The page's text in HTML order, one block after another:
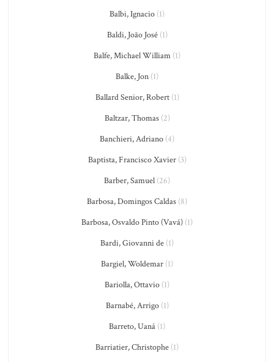
Balbi, Ignacio (1)
Baldi, João José(1)
Balfe, Michael William (1)
Balke, Jon (1)
Ballard Senior, Robert(1)
Baltzar, Thomas(2)
Banchieri, Adriano (4)
Baptista, Francisco Xavier(3)
Barber, Samuel (26)
Barbosa, Domingos Caldas (8)
Barbosa, Osvaldo Pinto (Vavá) (1)
Bardi, Giovanni de (1)
Bargiel, Woldemar (1)
Bariolla, Ottavio (1)
Barnabé, Arrigo(1)
Barreto, Uaná (1)
Barriatier, Christophe (1)